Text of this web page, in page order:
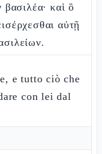
βασιλέα· καὶ ὃ
αὐτῇ
e tutto ciò che
con lei dal